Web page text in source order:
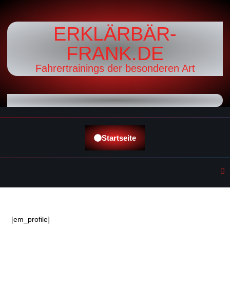
ERKLÄRBÄR-
FRANK.DE
Fahrertrainings der besonderen Art
Startseite
[em_profile]